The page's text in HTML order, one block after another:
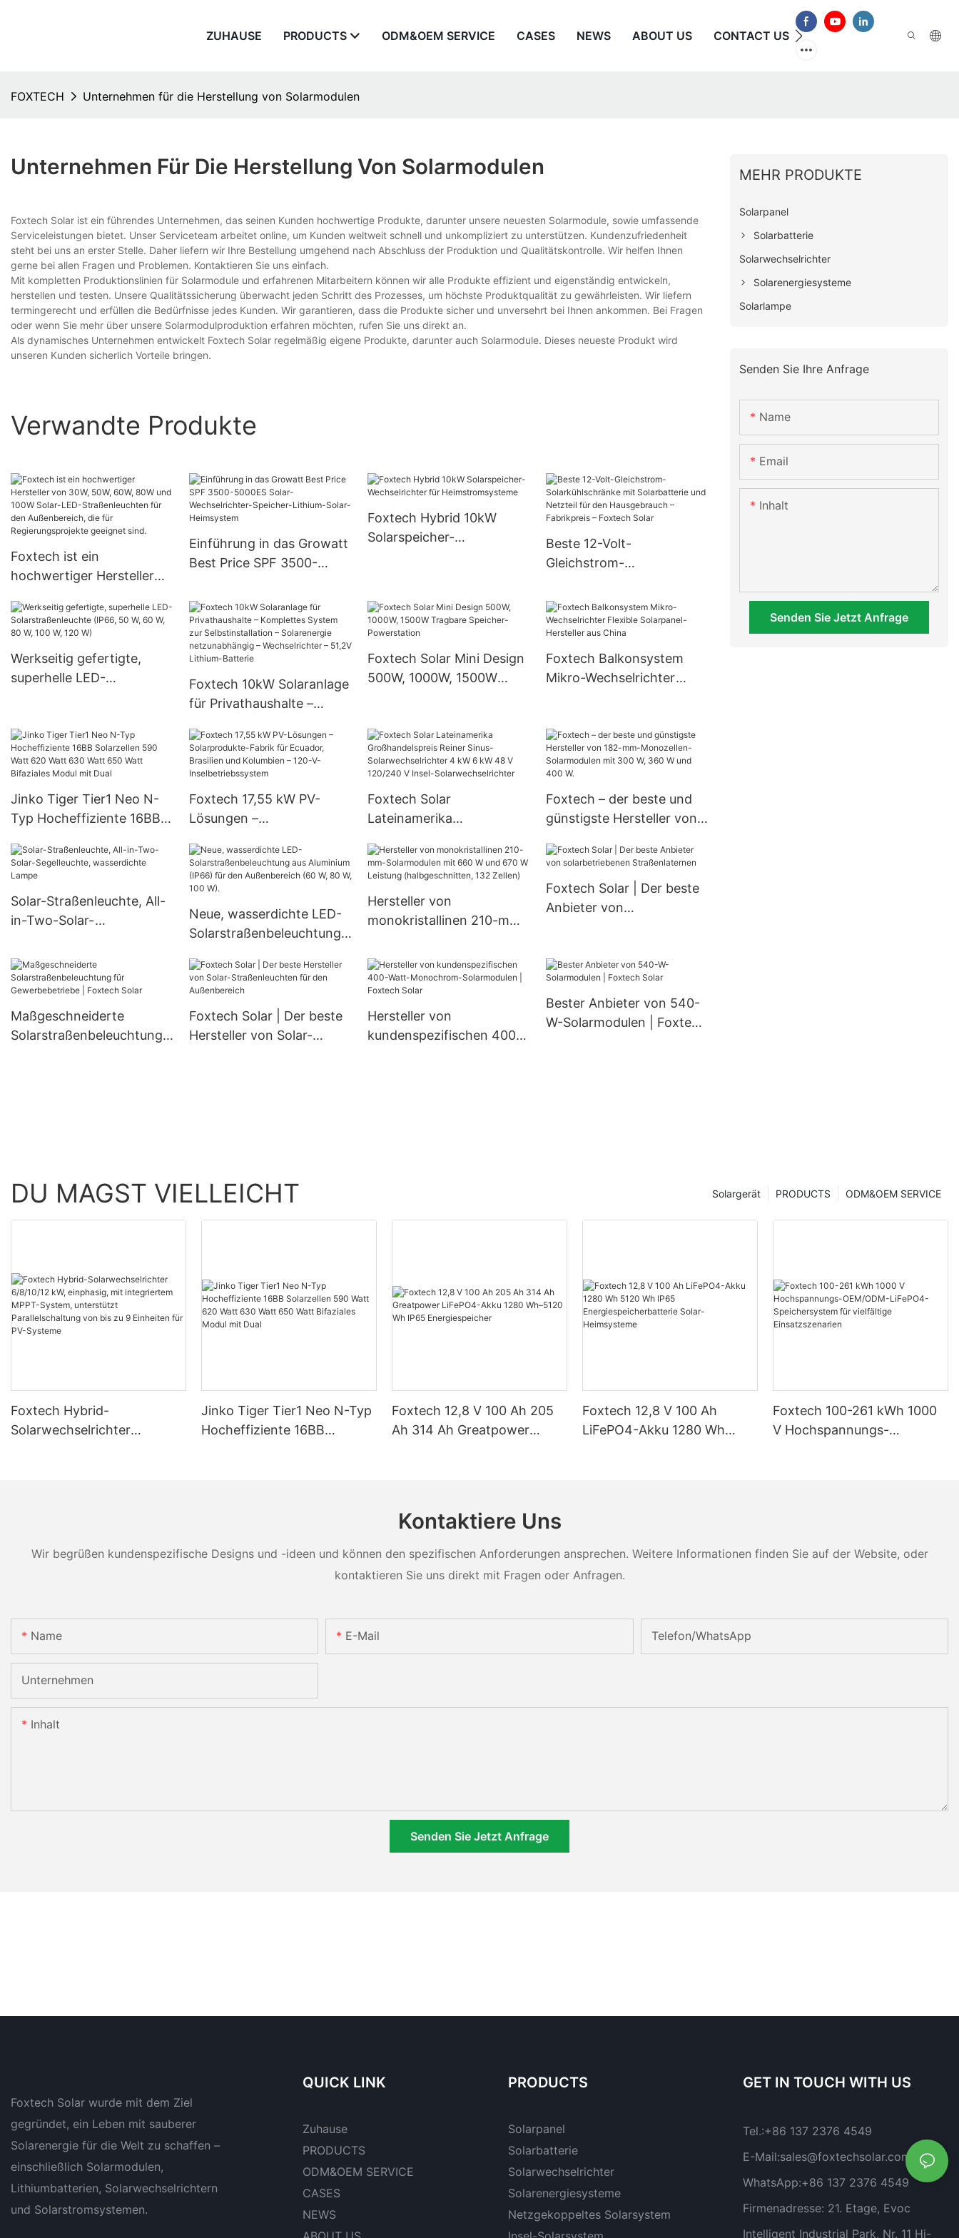
ZUHAUSE PRODUCTS ODM&OEM SERVICE CASES NEWS ABOUT US CONTACT US HÄUFIG GESTELLTE
FOXTECH Unternehmen für die Herstellung von Solarmodulen
Unternehmen Für Die Herstellung Von Solarmodulen
Foxtech Solar ist ein führendes Unternehmen, das seinen Kunden hochwertige Produkte, darunter unsere neuesten Solarmodule, sowie umfassende
Serviceleistungen bietet. Unser Serviceteam arbeitet online, um Kunden weltweit schnell und unkompliziert zu unterstützen. Kundenzufriedenheit
steht bei uns an erster Stelle. Daher liefern wir Ihre Bestellung umgehend nach Abschluss der Produktion und Qualitätskontrolle. Wir helfen Ihnen
gerne bei allen Fragen und Problemen. Kontaktieren Sie uns einfach.
Mit kompletten Produktionslinien für Solarmodule und erfahrenen Mitarbeitern können wir alle Produkte effizient und eigenständig entwickeln,
herstellen und testen. Unsere Qualitätssicherung überwacht jeden Schritt des Prozesses, um höchste Produktqualität zu gewährleisten. Wir liefern
termingerecht und erfüllen die Bedürfnisse jedes Kunden. Wir garantieren, dass die Produkte sicher und unversehrt bei Ihnen ankommen. Bei Fragen
oder wenn Sie mehr über unsere Solarmodulproduktion erfahren möchten, rufen Sie uns direkt an.
Als dynamisches Unternehmen entwickelt Foxtech Solar regelmäßig eigene Produkte, darunter auch Solarmodule. Dieses neueste Produkt wird
unseren Kunden sicherlich Vorteile bringen.
Verwandte Produkte
Foxtech ist ein
hochwertiger Hersteller
und 100W Solar-LED-
Straßenleuchten für den
Außenbereich, die für
Regierungsprojekte
Einführung in das Growatt
Best Price SPF 3500-
Wechselrichter-Speicher-
Lithium-Solar-Heimsystem
Foxtech Hybrid 10kW
Solarspeicher-
Beste 12-Volt-
Gleichstrom-
Solarbatterie und Netzteil
für den Hausgebrauch –
Fabrikpreis – Foxtech
Solar
Werkseitig gefertigte,
superhelle LED-
120 W)
Foxtech 10kW Solaranlage
für Privathaushalte –
Selbstinstallation –
Solarenergie
netzunabhängig –
Wechselrichter – 51,2V
Lithium-Batterie
Foxtech Solar Mini Design
500W, 1000W, 1500W
Foxtech Balkonsystem
Mikro-Wechselrichter
Jinko Tiger Tier1 Neo N-
Typ Hocheffiziente 16BB
Watt 630 Watt 650 Watt
Bifaziales Modul mit Dual
Foxtech 17,55 kW PV-
Lösungen –
Ecuador, Brasilien und
Kolumbien – 120-V-
Inselbetriebssystem
Foxtech Solar
Lateinamerika
Sinus-Solarwechselrichter
4 kW 6 kW 48 V 120/240
V Insel-
Solarwechselrichter
Foxtech – der beste und
günstigste Hersteller von
Solarmodulen mit 300 W,
Solar-Straßenleuchte, All-
in-Two-Solar-
wasserdichte Lampe
Neue, wasserdichte LED-
Solarstraßenbeleuchtung
den Außenbereich (60 W,
80 W, 100 W).
Hersteller von
monokristallinen 210-mm-
und 670 W Leistung
(halbgeschnitten, 132
Zellen)
Foxtech Solar | Der beste
Anbieter von
Maßgeschneiderte
Solarstraßenbeleuchtung
Foxtech Solar | Der beste
Hersteller von Solar-
Hersteller von
kundenspezifischen 400-
Bester Anbieter von 540-
W-Solarmodulen | Foxtech
MEHR PRODUKTE
Solarpanel
Solarbatterie
Solarwechselrichter
Solarenergiesysteme
Solarlampe
Senden Sie Ihre Anfrage
Name
Email
Inhalt
Senden Sie Jetzt Anfrage
DU MAGST VIELLEICHT ODM&OEM SERVICE
PRODUCTS
Solargerät
Foxtech Hybrid-
Solarwechselrichter
Jinko Tiger Tier1 Neo N-Typ
Hocheffiziente 16BB
Foxtech 12,8 V 100 Ah 205
Ah 314 Ah Greatpower
Foxtech 12,8 V 100 Ah
LiFePO4-Akku 1280 Wh
Foxtech 100-261 kWh 1000
V Hochspannungs-
Kontaktiere Uns
Wir begrüßen kundenspezifische Designs und -ideen und können den spezifischen Anforderungen ansprechen. Weitere Informationen finden Sie auf der Website, oder
kontaktieren Sie uns direkt mit Fragen oder Anfragen.
Name E-Mail Telefon/WhatsApp
Unternehmen
Inhalt
Senden Sie Jetzt Anfrage
Foxtech Solar wurde mit dem Ziel
gegründet, ein Leben mit sauberer
Solarenergie für die Welt zu schaffen –
einschließlich Solarmodulen,
Lithiumbatterien, Solarwechselrichtern
und Solarstromsystemen.
QUICK LINK
Zuhause
PRODUCTS
ODM&OEM SERVICE
CASES
NEWS
PRODUCTS
Solarpanel
Solarbatterie
Solarwechselrichter
Solarenergiesysteme
Netzgekoppeltes Solarsystem
GET IN TOUCH WITH US
Tel.:+86 137 2376 4549
E-Mail:sales@foxtechsolar.com
WhatsApp:+86 137 2376 4549
Firmenadresse: 21. Etage, Evoc
Intelligent Industrial Park, Nr. 11 Hi-